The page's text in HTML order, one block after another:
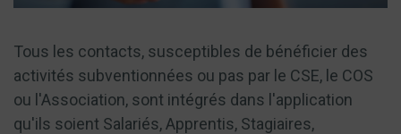
Tous les contacts, susceptibles de bénéficier des
activités subventionnées ou pas par le CSE, le COS
ou l'Association, sont intégrés dans l'application
qu'ils soient Salariés, Apprentis, Stagiaires,